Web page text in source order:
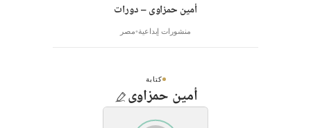
أمين حمزاوى – دورات
منشورات إبداعية مصر
كتابة
أمين حمزاوى